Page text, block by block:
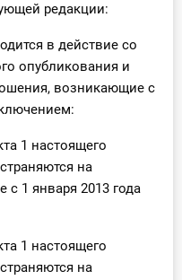
редакции:
в действие со
опубликования и
возникающие с
1 настоящего
на
1 января 2013 года
1 настоящего
на